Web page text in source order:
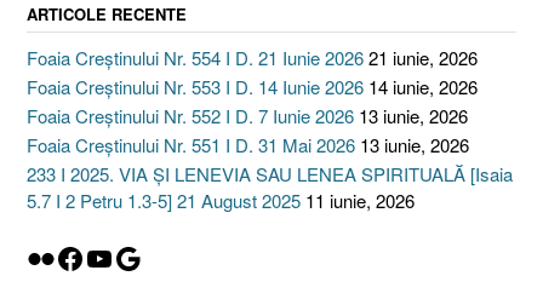
ARTICOLE RECENTE
Foaia Creștinului Nr. 554 I D. 21 Iunie 202621 iunie, 2026
Foaia Creștinului Nr. 553 I D. 14 Iunie 2026 14 iunie, 2026
Foaia Creștinului Nr. 552 I D. 7 Iunie 2026 13 iunie, 2026
Foaia Creștinului Nr. 551 I D. 31 Mai 2026 13 iunie, 2026
233 I 2025. VIA ȘI LENEVIA SAU LENEA SPIRITUALĂ [Isaia
5.7 I 2 Petru 1.3-5] 21 August 2025 11 iunie, 2026
Flickr
Facebook
YouTube
Google